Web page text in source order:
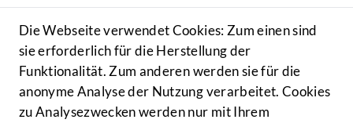
Benutzer
Navigationsmenü öffnen
MENÜ
Die Webseite verwendet Cookies: Zum einen sind
sie erforderlich für die Herstellung der
Funktionalität. Zum anderen werden sie für die
anonyme Analyse der Nutzung verarbeitet. Cookies
zu Analysezwecken werden nur mit Ihrem
Plenarberatungen NR